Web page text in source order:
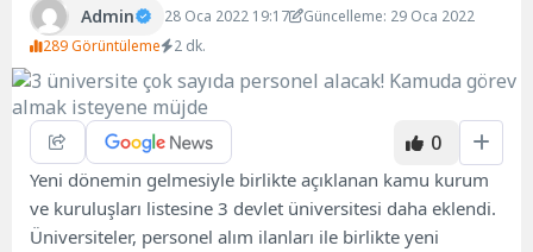
Admin 28 Oca 2022 19:17
Güncelleme: 29 Oca 2022
289 Görüntüleme
2 dk.
0
Yeni dönemin gelmesiyle birlikte açıklanan kamu kurum
ve kuruluşları listesine 3 devlet üniversitesi daha eklendi.
Üniversiteler, personel alım ilanları ile birlikte yeni